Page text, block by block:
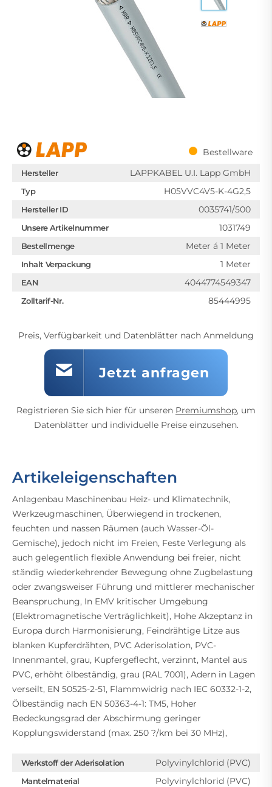
Bestellware
Hersteller LAPPKABEL U.I. Lapp GmbH
Typ H05VVC4V5-K-4G2,5
Hersteller ID 0035741/500
Unsere Artikelnummer 1031749
Bestellmenge Meter á 1 Meter
Inhalt Verpackung 1 Meter
EAN 4044774549347
Zolltarif-Nr. 85444995
Preis, Verfügbarkeit und Datenblätter nach Anmeldung
Jetzt anfragen
Registrieren Sie sich hier für unseren Premiumshop, um
Datenblätter und individuelle Preise einzusehen.
Artikeleigenschaften
Anlagenbau Maschinenbau Heiz- und Klimatechnik,
Werkzeugmaschinen, Überwiegend in trockenen,
feuchten und nassen Räumen (auch Wasser-Öl-
Gemische), jedoch nicht im Freien, Feste Verlegung als
auch gelegentlich flexible Anwendung bei freier, nicht
ständig wiederkehrender Bewegung ohne Zugbelastung
oder zwangsweiser Führung und mittlerer mechanischer
Beanspruchung, In EMV kritischer Umgebung
(Elektromagnetische Verträglichkeit), Hohe Akzeptanz in
Europa durch Harmonisierung, Feindrähtige Litze aus
blanken Kupferdrähten, PVC Aderisolation, PVC-
Innenmantel, grau, Kupfergeflecht, verzinnt, Mantel aus
PVC, erhöht ölbeständig, grau (RAL 7001), Adern in Lagen
verseilt, EN 50525-2-51, Flammwidrig nach IEC 60332-1-2,
Ölbeständig nach EN 50363-4-1: TM5, Hoher
Bedeckungsgrad der Abschirmung geringer
Kopplungswiderstand (max. 250 ?/km bei 30 MHz),
Werkstoff der Aderisolation Polyvinylchlorid (PVC)
Mantelmaterial Polyvinylchlorid (PVC)